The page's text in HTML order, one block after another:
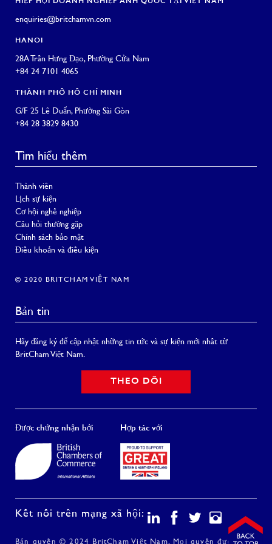
enquiries@britchamvn.com
HANOI
28A Trần Hưng Đạo, Phường Cửa Nam
+84 24 7101 4065
THÀNH PHỐ HỒ CHÍ MINH
G/F 25 Lê Duẩn, Phường Sài Gòn
+84 28 3829 8430
Tìm hiểu thêm
Thành viên
Lịch sự kiện
Cơ hội nghề nghiệp
Câu hỏi thường gặp
Chính sách bảo mật
Điều khoản và điều kiện
© 2020 BRITCHAM VIỆT NAM
Bản tin
Hãy đăng ký để cập nhật những tin tức và sự kiện mới nhất từ
BritCham Việt Nam.
THEO DÕI
Được chứng nhận bởi Hợp tác với
Kết nối trên mạng xã hội:
Bản quyền © 2024 BritCham Việt Nam. Mọi quyền được bảo